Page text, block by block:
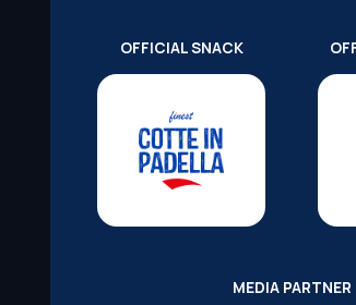
OFFICIAL SNACK
MEDIA PARTNER